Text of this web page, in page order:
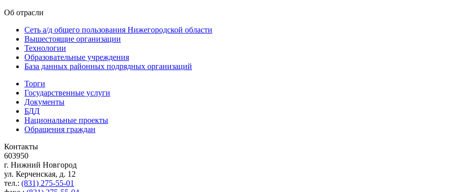
Об отрасли
Сеть а/д общего пользования Нижегородской области
Вышестоящие организации
Технологии
Образовательные учреждения
База данных районных подрядных организаций
Торги
Государственные услуги
Документы
БДД
Национальные проекты
Обращения граждан
Контакты
603950
г. Нижний Новгород
ул. Керченская, д. 12
тел.: (831) 275-55-01